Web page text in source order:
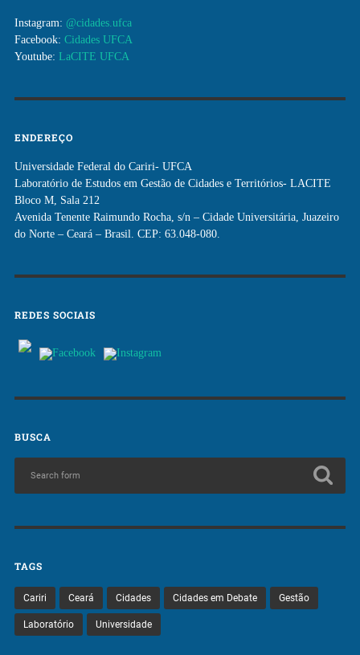
Instagram: @cidades.ufca
Facebook: Cidades UFCA
Youtube: LaCITE UFCA
ENDEREÇO
Universidade Federal do Cariri- UFCA
Laboratório de Estudos em Gestão de Cidades e Territórios- LACITE
Bloco M, Sala 212
Avenida Tenente Raimundo Rocha, s/n – Cidade Universitária, Juazeiro
do Norte – Ceará – Brasil. CEP: 63.048-080.
REDES SOCIAIS
BUSCA
TAGS
Cariri Ceará Cidades Cidades em Debate Gestão
Laboratório Universidade